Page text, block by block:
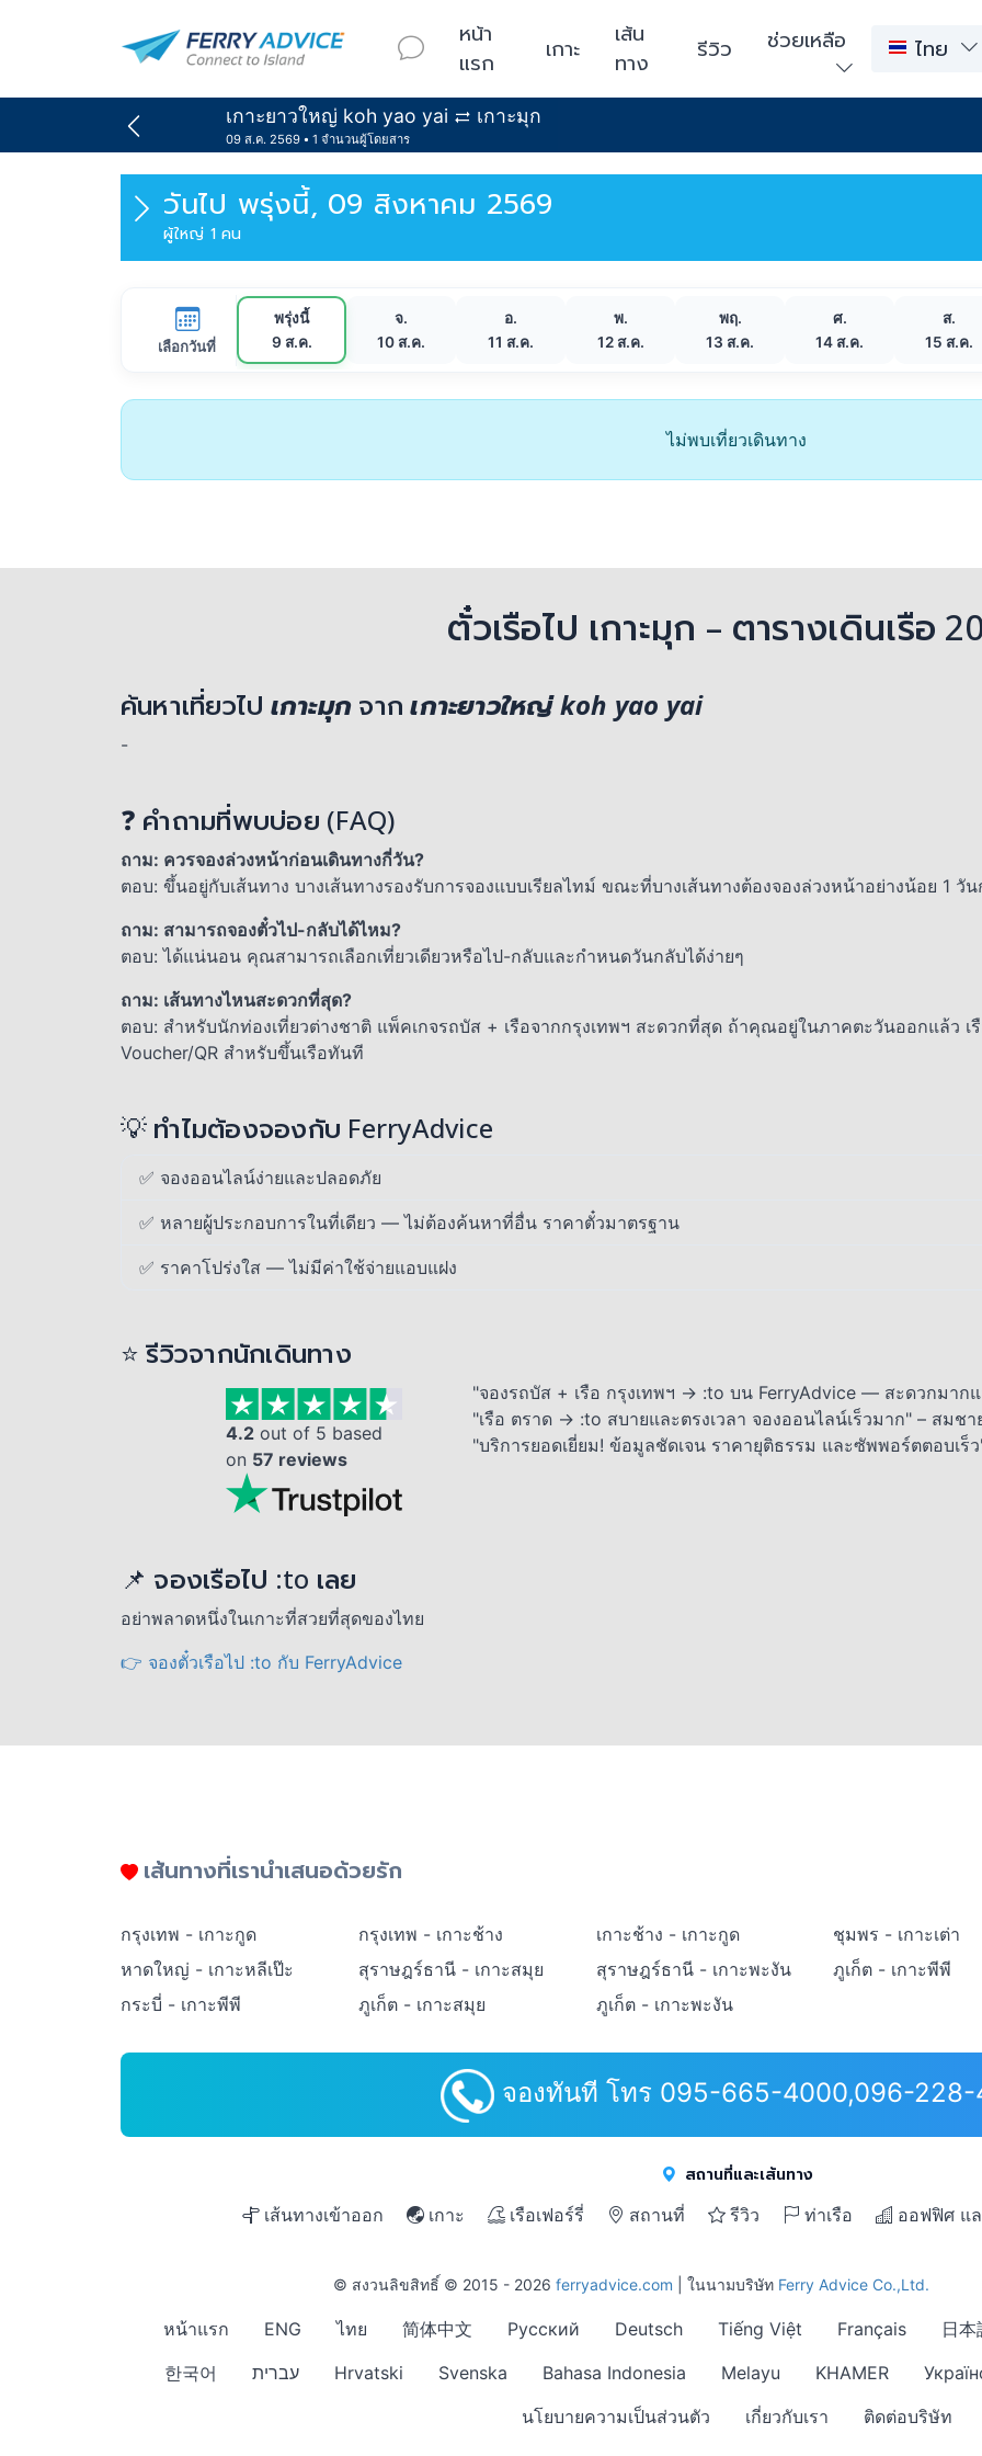
หน้า
แรก
เกาะ
เส้น
ทาง
รีวิว ช่วยเหลือ ไทย
เกาะยาวใหญ่ koh yao yai เกาะมุก
09 ส.ค. 2569 1 จำนวนผู้โดยสาร
วันไป พรุ่งนี้, 09 สิงหาคม 2569
ผู้ใหญ่ 1 คน
เลือกวันที่
พรุ่งนี้
9 ส.ค.
จ.
10 ส.ค.
อ.
11 ส.ค.
พ.
12 ส.ค.
พฤ.
13 ส.ค.
ศ.
14 ส.ค.
ส.
15 ส.ค.
ไม่พบเที่ยวเดินทาง
ตั๋วเรือไป เกาะมุก – ตารางเดินเรือ
ค้นหาเที่ยวไป เกาะมุก จากเกาะยาวใหญ่ koh yao yai
-
❓ คำถามที่พบบ่อย (FAQ)
ถาม: ควรจองล่วงหน้าก่อนเดินทางกี่วัน?
ตอบ: ขึ้นอยู่กับเส้นทาง บางเส้นทางรองรับการจองแบบเรียลไทม์ ขณะที่บางเส้นทางต้องจองล่วงหน้าอย่างน้อย 1 วั
ถาม: สามารถจองตั๋วไป-กลับได้ไหม?
ตอบ: ได้แน่นอน คุณสามารถเลือกเที่ยวเดียวหรือไป-กลับและกำหนดวันกลับได้ง่ายๆ
ถาม: เส้นทางไหนสะดวกที่สุด?
ตอบ: สำหรับนักท่องเที่ยวต่างชาติ แพ็คเกจรถบัส + เรือจากกรุงเทพฯ สะดวกที่สุด ถ้าคุณอยู่ในภาคตะวันออกแล้ว เ
Voucher/QR สำหรับขึ้นเรือทันที
💡 ทำไมต้องจองกับ FerryAdvice
✅ จองออนไลน์ง่ายและปลอดภัย
✅ หลายผู้ประกอบการในที่เดียว — ไม่ต้องค้นหาที่อื่น ราคาตั๋วมาตรฐาน
✅ ราคาโปร่งใส — ไม่มีค่าใช้จ่ายแอบแฝง
⭐ รีวิวจากนักเดินทาง
4.2 out of 5 based
on 57 reviews
"จองรถบัส + เรือ กรุงเทพฯ → :to บน FerryAdvice — สะดวกมาก
"เรือ ตราด → :to สบายและตรงเวลา จองออนไลน์เร็วมาก" – สมชา
"บริการยอดเยี่ยม! ข้อมูลชัดเจน ราคายุติธรรม และซัพพอร์ตตอบเร็ว
📌 จองเรือไป :to เลย
อย่าพลาดหนึ่งในเกาะที่สวยที่สุดของไทย
👉 จองตั๋วเรือไป :to กับ FerryAdvice
เส้นทางที่เรานำเสนอด้วยรัก
กรุงเทพ - เกาะกูด กรุงเทพ - เกาะช้าง เกาะช้าง - เกาะกูด
ชุมพร - เกาะเต่า
หาดใหญ่ - เกาะหลีเป๊ะ
สุราษฎร์ธานี - เกาะสมุย สุราษฎร์ธานี - เกาะพะงัน
ภูเก็ต - เกาะพีพี
กระบี่ - เกาะพีพี
ภูเก็ต - เกาะสมุย ภูเก็ต - เกาะพะงัน
จองทันที โทร 095-665-4000,096-228-
สถานที่และเส้นทาง
เส้นทางเข้าออก เกาะ เรือเฟอร์รี่ สถานที่ รีวิว ท่าเรือ ออฟฟิศ แ
© สงวนลิขสิทธิ์ © 2015 - 2026 ferryadvice.com | ในนามบริษัท Ferry Advice Co.,Ltd.
หน้าแรก ENG ไทย 简体中文 Русский Deutsch Tiếng Việt Français 日本
한국어
עברית Hrvatski Svenska Bahasa Indonesia Melayu KHAMER
นโยบายความเป็นส่วนตัว
เกี่ยวกับเรา ติดต่อบริษัท